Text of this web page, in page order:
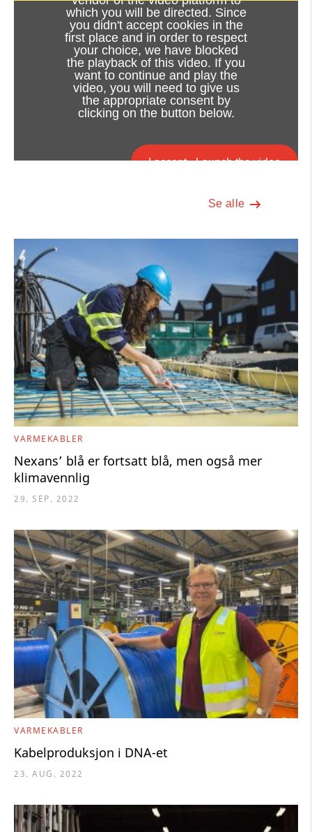
which you will be directed. Since
you didn't accept cookies in the
first place and in order to respect
your choice, we have blocked
the playback of this video. If you
want to continue and play the
video, you will need to give us
the appropriate consent by
clicking on the button below.
I accept - Launch the video
Cookie consent
Se alle
VARMEKABLER
Nexans’ blå er fortsatt blå, men også mer
klimavennlig
29. SEP. 2022
VARMEKABLER
Kabelproduksjon i DNA-et
23. AUG. 2022